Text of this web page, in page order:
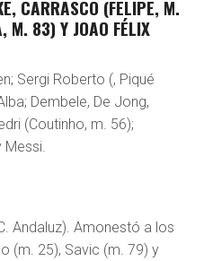
CARRASCO (FELIPE, M.
M. 83) Y JOAO FÉLIX
Sergi Roberto (, Piqué
Dembele, De Jong,
(Coutinho, m. 56);
Andaluz). Amonestó a los
(m. 25), Savic (m. 79) y